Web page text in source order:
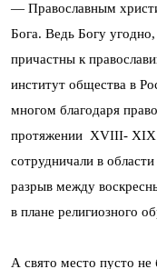
— Православным
Бога. Ведь Богу
причастны к
институт общества в
многом благодаря
протяжении XVIII- XIX
сотрудничали в
разрыв между
в плане религиозного
А свято место пусто не